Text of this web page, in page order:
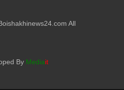
All
By Mediait